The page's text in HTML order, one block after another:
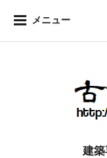
メニュー
建